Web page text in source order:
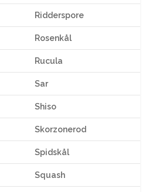
Ridderspore
Rosenkål
Rucula
Sar
Shiso
Skorzonerod
Spidskål
Squash